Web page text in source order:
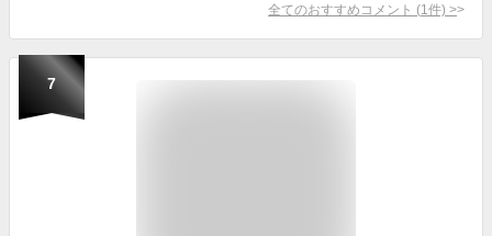
全てのおすすめコメント (1 件) >
7